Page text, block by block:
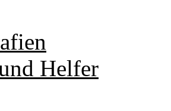
Helfer